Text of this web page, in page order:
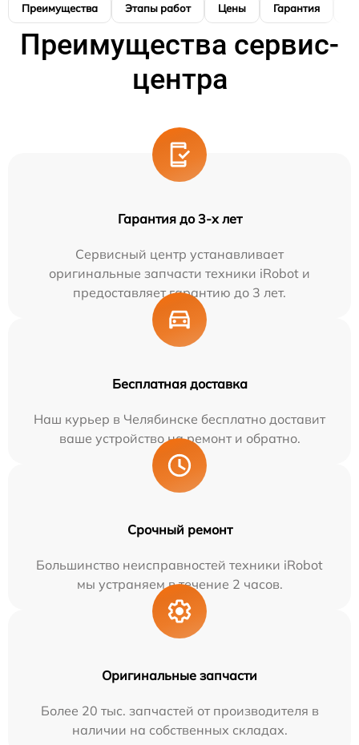
Преимущества Этапы работ Цены Гарантия
Преимущества сервис-
центра
Гарантия до 3-х лет
Сервисный центр устанавливает
оригинальные запчасти техники iRobot и
предоставляет гарантию до 3 лет.
Бесплатная доставка
Наш курьер в Челябинске бесплатно доставит
ваше устройство на ремонт и обратно.
Срочный ремонт
Большинство неисправностей техники iRobot
мы устраняем в течение 2 часов.
Оригинальные запчасти
Более 20 тыс. запчастей от производителя в
наличии на собственных складах.